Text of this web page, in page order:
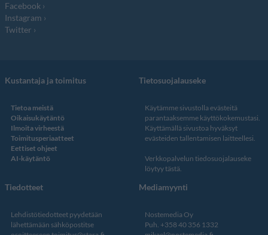
Facebook
Instagram
Twitter
Kustantaja ja toimitus
Tietoa meistä
Oikaisukäytäntö
Ilmoita virheestä
Toimitusperiaatteet
Eettiset ohjeet
AI-käytäntö
Tietosuojalauseke
Käytämme sivustolla evästeitä
parantaaksemme käyttökokemustasi.
Käyttämällä sivustoa hyväksyt
evästeiden tallentamisen laitteellesi.
Verkkopalvelun tiedosuojalauseke
löytyy tästä.
Tiedotteet
Lehdistötiedotteet pyydetään
lähettämään sähköpostitse
Mediamyynti
Nostemedia Oy
Puh. +358 40 356 1332